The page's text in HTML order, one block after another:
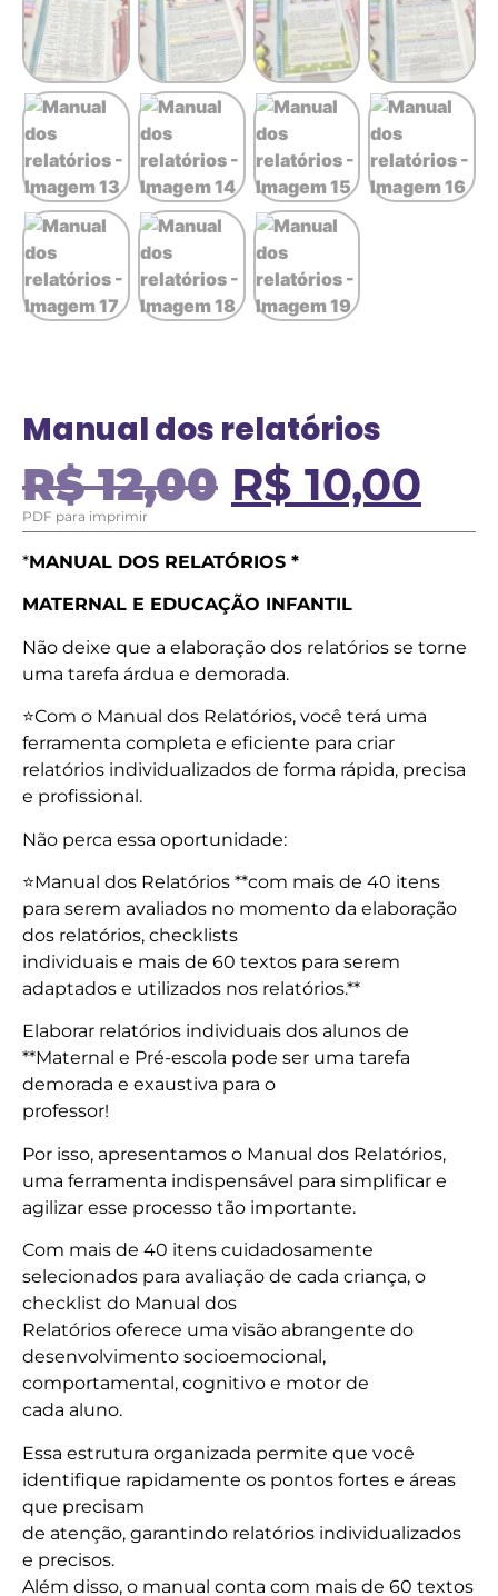
Manual dos relatórios
R$12,00 R$ 10,00
PDF para imprimir
*MANUAL DOS RELATÓRIOS *
MATERNAL E EDUCAÇÃO INFANTIL
Não deixe que a elaboração dos relatórios se torne
uma tarefa árdua e demorada.
⭐Com o Manual dos Relatórios, você terá uma
ferramenta completa e eficiente para criar
relatórios individualizados de forma rápida, precisa
e profissional.
Não perca essa oportunidade:
⭐Manual dos Relatórios **com mais de 40 itens
para serem avaliados no momento da elaboração
dos relatórios, checklists
individuais e mais de 60 textos para serem
adaptados e utilizados nos relatórios.**
Elaborar relatórios individuais dos alunos de
**Maternal e Pré-escola pode ser uma tarefa
demorada e exaustiva para o
professor!
Por isso, apresentamos o Manual dos Relatórios,
uma ferramenta indispensável para simplificar e
agilizar esse processo tão importante.
Com mais de 40 itens cuidadosamente
selecionados para avaliação de cada criança, o
checklist do Manual dos
Relatórios oferece uma visão abrangente do
desenvolvimento socioemocional,
comportamental, cognitivo e motor de
cada aluno.
Essa estrutura organizada permite que você
identifique rapidamente os pontos fortes e áreas
que precisam
de atenção, garantindo relatórios individualizados
e precisos.
Além disso, o manual conta com mais de 60 textos